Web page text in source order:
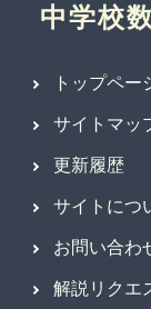
中学校
トップペー
サイトマッ
更新履歴
サイトにつ
お問い合わ
解説リクエ